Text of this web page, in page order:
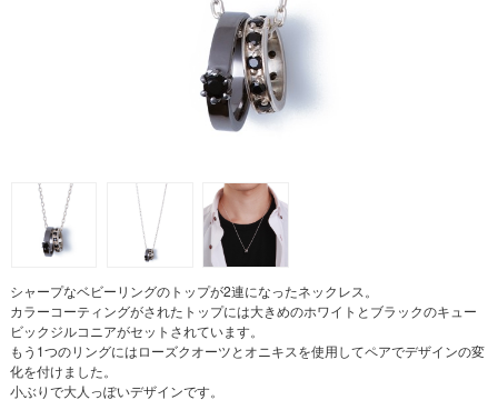
シャープなベビーリングのトップが2連になったネックレス。
カラーコーティングがされたトップには大きめのホワイトとブラックのキュー
ビックジルコニアがセットされています。
もう1つのリングにはローズクオーツとオニキスを使用してペアでデザインの変
化を付けました。
小ぶりで大人っぽいデザインです。